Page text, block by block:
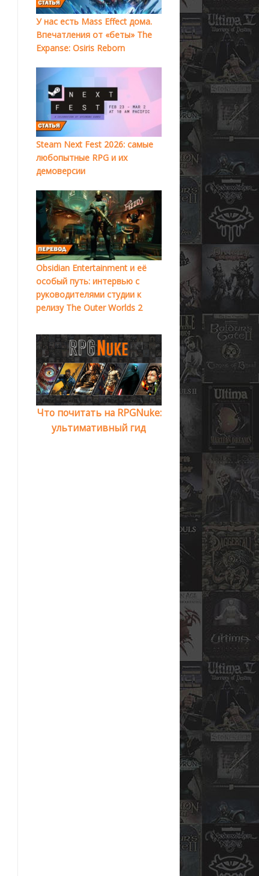
У нас есть Mass Effect дома.
Впечатления от «беты» The
Expanse: Osiris Reborn
Steam Next Fest 2026: самые
любопытные RPG и их
демоверсии
Obsidian Entertainment и её
особый путь: интервью с
руководителями студии к
релизу The Outer Worlds 2
Что почитать на RPGNuke:
ультимативный гид